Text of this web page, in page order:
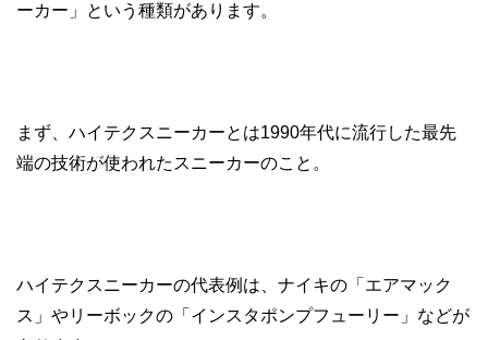
ーカー」という種類があります。
まず、ハイテクスニーカーとは1990年代に流行した最先
端の技術が使われたスニーカーのこと。
ハイテクスニーカーの代表例は、ナイキの「エアマック
ス」やリーボックの「インスタポンプフューリー」などが